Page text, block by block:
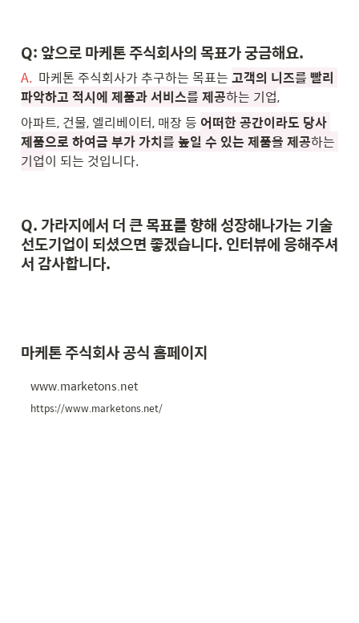
Q: 앞으로 마케톤 주식회사의 목표가 궁금해요.
A.
  마케톤 주식회사가 추구하는 목표는
고객의 니즈를 빨리
파악하고 적시에 제품과 서비스를 제공하는 기업,
아파트, 건물, 엘리베이터, 매장 등 어떠한 공간이라도 당사
제품으로 하여금 부가 가치를 높일 수 있는 제품을 제공하는
기업이 되는 것입니다.
Q. 가라지에서 더 큰 목표를 향해 성장해나가는 기술
선도기업이 되셨으면 좋겠습니다. 인터뷰에 응해주셔
서 감사합니다.
마케톤 주식회사 공식 홈페이지
www.marketons.net
https://www.marketons.net/